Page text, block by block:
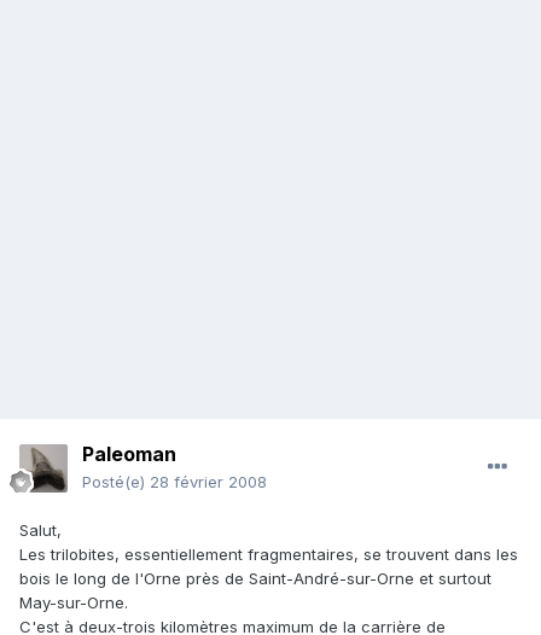
Paleoman
Posté(e) 28 février 2008
Salut,
Les trilobites, essentiellement fragmentaires, se trouvent dans les
bois le long de l'Orne près de Saint-André-sur-Orne et surtout
May-sur-Orne.
C'est à deux-trois kilomètres maximum de la carrière de